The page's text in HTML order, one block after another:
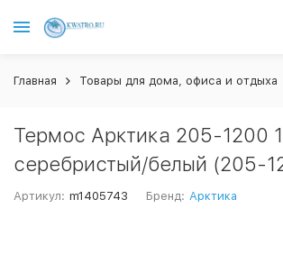
Главная Товары для дома, офиса и отдыха
Термос Арктика 205-1200
серебристый/белый (205-
Артикул: m1405743 Бренд: Арктика